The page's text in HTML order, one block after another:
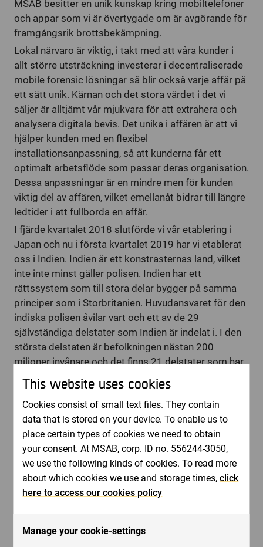
MSAB besitter en unik kunskap kring mobiltelefoner
och appar som vi är övertygade om är avgörande för
framgångsrik brottsbekämpning.
Lokal närvaro är viktig, i takt med att våra kunder i
allt större utsträckning investerar i decentraliserade
mobile forensic lösningar så blir också varje affär på
ett sätt unik. Kärnan och det stora värdet i det vi
säljer är alltjämt vår mjukvara för att extrahera och
analysera digitala bevis. Det unika i affären är att vi
hjälper kunden med en flexibel
installationsanpassning, så att kunderna får ett
optimalt arbetsflöde som passar deras organisation.
Dessa anpassningar är en mindre men för kunden
viktig del av affären, vilket emellanåt bidrar till längre
ledtider i att fullborda en affär.
I fjärde kvartalet 2018 slutförde vi vår etablering i
Japan och nu i första kvartalet 2019 har vi etablerat
oss i Indien. Indien är ett konstrasternas land, vilket
inte inte minst gäller polisen. Indien har ett
rättssystem som till stora delar bygger på samma
principer som i Storbritanien. Huvudansvaret för den
indiska polisen åvilar vart och ett av de 29
självständiga delstater som Indien är indelat i. I den
största delstaten är befolkningen nästan 200
miljoner invånare och det finns 21 delstater som har
fler invånare än hela Sverige. I ett växande land med
över 800 miljoner mobiltelefoner är min övertygelse
att Indien kommer bli en betydande marknad för
MSAB i en nära framtid.
I slutet av 2018 lanserade vi tjänsten Access
services där vi kan bistå våra kunder att komma in i
de mest avancerade telefonerna. Vi har sett en bra
efterfrågan på denna tjänst och vi har framgångsrikt
adderat nya telefonmodeller som vi hanterar inom
Standards och ett harmoniserat sätt att arbeta med
This website uses cookies
Cookies consist of small text files. They contain
data that is stored on your device. To enable us to
place certain types of cookies we need to obtain
your consent. At MSAB, corp. ID no. 556244-3050,
we use the following kinds of cookies. To read more
about which cookies we use and storage times,click
here to access our cookies policy
Manage your cookie-settings